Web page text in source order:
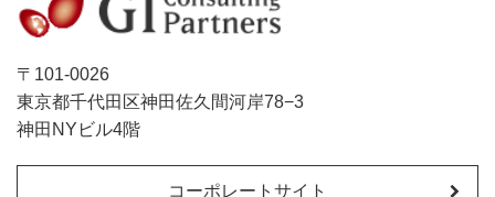
〒101-0026
東京都千代田区神田佐久間河岸78−3
神田NYビル4階
コーポレートサイト